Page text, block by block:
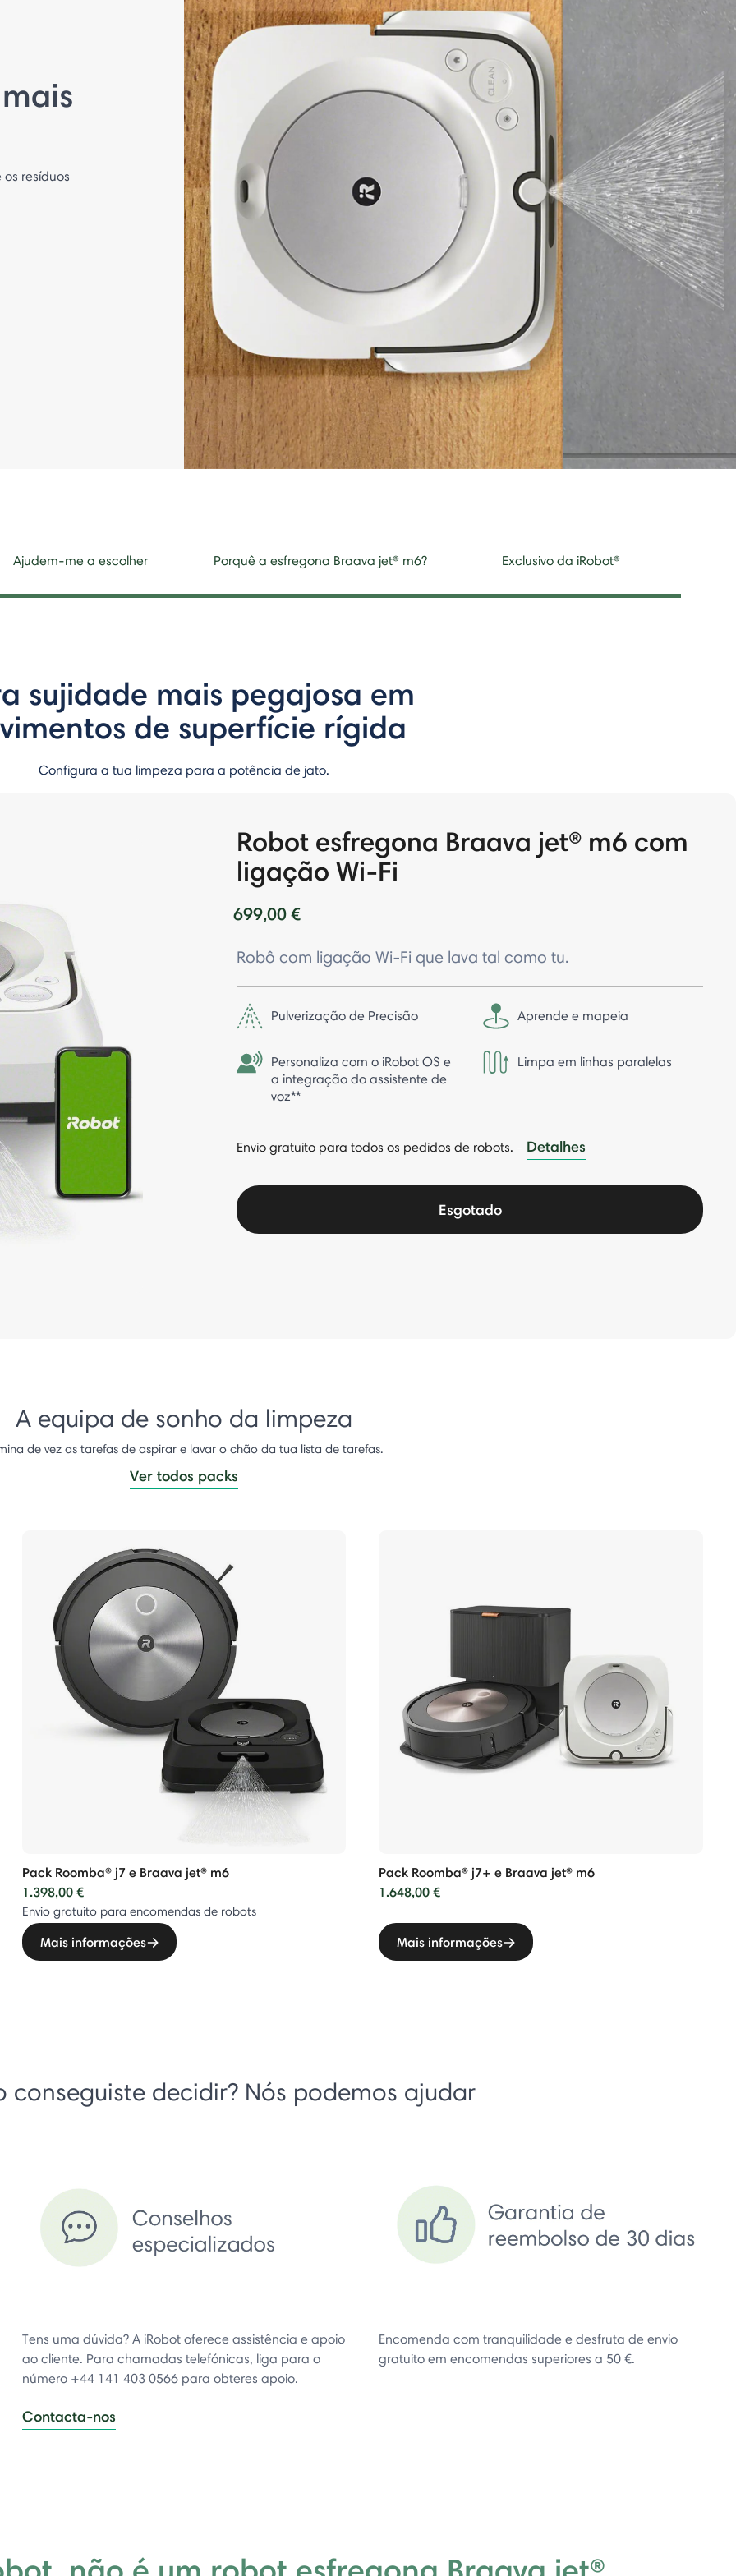
resíduos
Ajudem-me a escolher Porquê a esfregona Braava jet® m6? Exclusivo da iRobot®
sujidade mais pegajosa em
de superfície rígida
Configura a tua limpeza para a potência de jato.
Robot esfregona Braava jet® m6 com
ligação Wi-Fi
699,00 €
Robô com ligação Wi-Fi que lava tal como tu.
Pulverização de Precisão Aprende e mapeia
Personaliza com o iRobot OS e
a integração do assistente de
voz**
Limpa em linhas paralelas
Envio gratuito para todos os pedidos de robots. Detalhes
Esgotado
A equipa de sonho da limpeza
de vez as tarefas de aspirar e lavar o chão da tua lista de tarefas.
Ver todos packs
Pack Roomba® j7 e Braava jet® m6
1.398,00 €
Envio gratuito para encomendas de robots
Mais informações
Pack Roomba® j7+ e Braava jet® m6
1.648,00 €
Mais informações
conseguiste decidir? Nós podemos ajudar
Tens uma dúvida? A iRobot oferece assistência e apoio
ao cliente. Para chamadas telefónicas, liga para o
número +44 141 403 0566 para obteres apoio.
Contacta-nos
Encomenda com tranquilidade e desfruta de envio
gratuito em encomendas superiores a 50 €.